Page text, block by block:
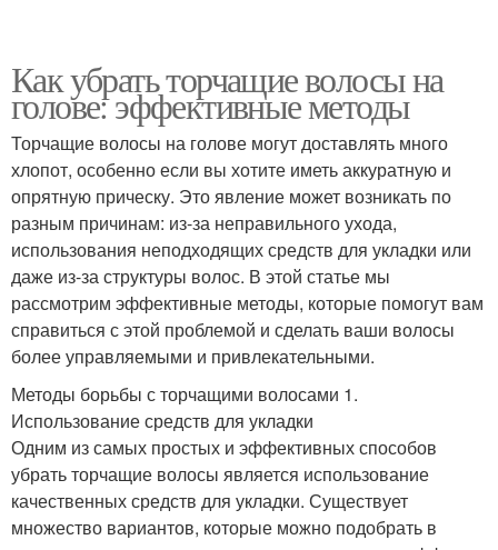
Как убрать торчащие волосы на
голове: эффективные методы
Торчащие волосы на голове могут доставлять много
хлопот, особенно если вы хотите иметь аккуратную и
опрятную прическу. Это явление может возникать по
разным причинам: из-за неправильного ухода,
использования неподходящих средств для укладки или
даже из-за структуры волос. В этой статье мы
рассмотрим эффективные методы, которые помогут вам
справиться с этой проблемой и сделать ваши волосы
более управляемыми и привлекательными.
Методы борьбы с торчащими волосами 1.
Использование средств для укладки
Одним из самых простых и эффективных способов
убрать торчащие волосы является использование
качественных средств для укладки. Существует
множество вариантов, которые можно подобрать в